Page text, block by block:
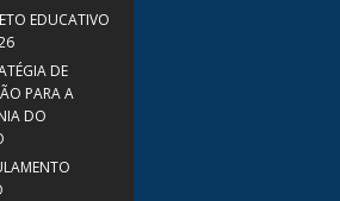
EDUCATIVO
DE
PARA A
DO